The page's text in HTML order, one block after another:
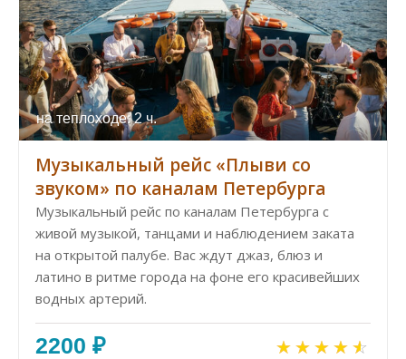
на теплоходе: 2 ч.
Музыкальный рейс «Плыви со
звуком» по каналам Петербурга
Музыкальный рейс по каналам Петербурга с
живой музыкой, танцами и наблюдением заката
на открытой палубе. Вас ждут джаз, блюз и
латино в ритме города на фоне его красивейших
водных артерий.
2200 ₽